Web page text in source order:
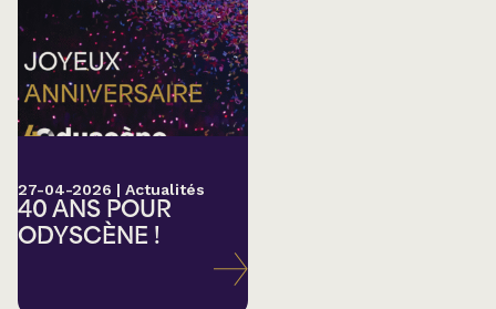
27-04-2026 | Actualités
40 ANS POUR
ODYSCÈNE !